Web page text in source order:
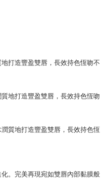
打造豐盈雙唇，長效持色恆吻不
地打造豐盈雙唇，長效持色恆吻
質地打造豐盈雙唇，長效持色恆
。完美再現宛如雙唇內部黏膜般